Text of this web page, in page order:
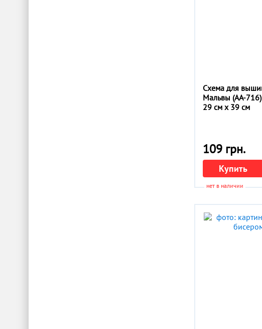
Схема для
Мальвы (АА-716)
29 см x 39 см
109 грн.
Купить
нет в наличии